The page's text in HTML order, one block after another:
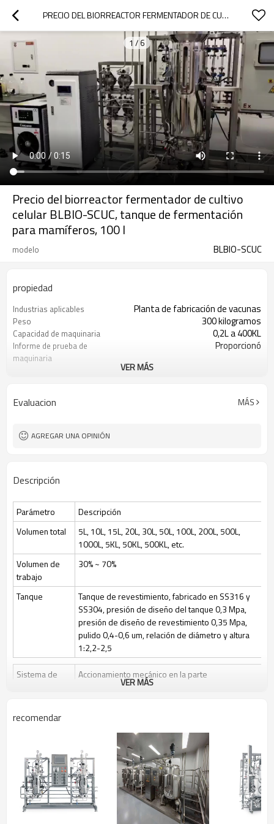
PRECIO DEL BIORREACTOR FERMENTADOR DE CULTIVO CELULAR BLBIO-SCUC, TANQUE DE FERMENTACIÓN PARA MAMÍFEROS, 100 L
1 / 6
Precio del biorreactor fermentador de cultivo
celular BLBIO-SCUC, tanque de fermentación
para mamíferos, 100 l
modelo BLBIO-SCUC
propiedad
Industrias aplicables Planta de fabricación de vacunas
Peso 300 kilogramos
Capacidad de maquinaria 0,2L a 400KL
Informe de prueba de
maquinaria
Proporcionó
cultivo de células de levadura
bacteriana
Material
Superficie del tanque
de datos
mediante pantalla táctil
Volumen
Aplicación del fermentador
Cultivo de células bacterianas/de
levadura/de mamíferos, etc.
VER MÁS
Evaluacion MÁS
AGREGAR UNA OPINIÓN
Descripción
Parámetro
Descripción
Volumen total
5L, 10L, 15L, 20L, 30L, 50L, 100L, 200L, 500L,
1000L, 5KL, 50KL, 500KL, etc.
Volumen de
trabajo
30% ~ 70%
Tanque
Tanque de revestimiento, fabricado en SS316 y
SS304, presión de diseño del tanque 0,3 Mpa,
presión de diseño de revestimiento 0,35 Mpa,
pulido 0,4-0,6 um, relación de diámetro y altura
1:2,2-2,5
Sistema de
Accionamiento mecánico en la parte
superior/inferior o accionamiento magnético en la
Esterilización
Esterilización manual en el lugar (SIP), el control
automático por programa es opcional
Limpio
Limpieza en el lugar (CIP) mediante válvulas de
control y tuberías de bola rociadora + CIP
VER MÁS
recomendar